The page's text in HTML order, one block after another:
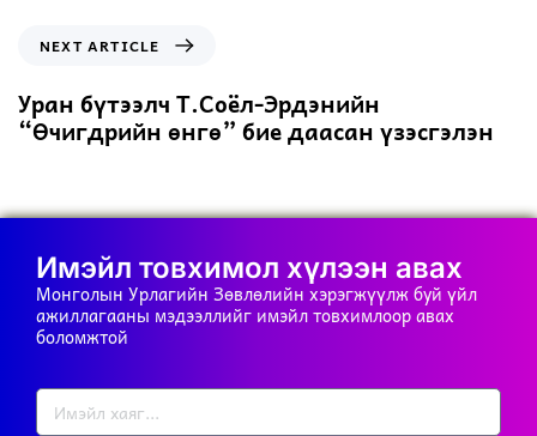
NEXT ARTICLE
Уран бүтээлч Т.Соёл-Эрдэнийн
“Өчигдрийн өнгө” бие даасан үзэсгэлэн
Имэйл товхимол хүлээн авах
Монголын Урлагийн Зөвлөлийн хэрэгжүүлж буй үйл
ажиллагааны мэдээллийг имэйл товхимлоор авах
боломжтой